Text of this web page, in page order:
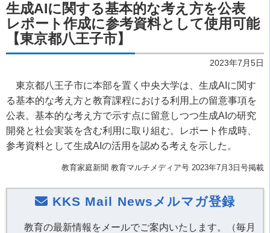
生成AIに関する基本的な考え方を公表
レポート作成に参考資料として使用可能
【東京都八王子市】
2023年7月5日
東京都八王子市に本部を置く中央大学は、生成AIに関す
る基本的な考え方と教育課程における利用上の留意事項を
公表。基本的な考え方で示す点に留意しつつ生成AIの研究
開発と社会実装を含む利用に取り組む。レポート作成時、
参考資料として生成AIの活用を認める考えを示した。
教育家庭新聞 教育マルチメディア号 2023年7月3日号掲載
KKS Mail Newsメルマガ登録
教育の最新情報をメールでご案内いたします。（毎月